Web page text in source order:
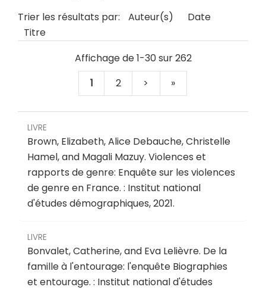
Trier les résultats par: Auteur(s)
Date
Titre
Affichage de 1-30 sur 262
1
2 > »
LIVRE
Brown, Elizabeth, Alice Debauche, Christelle
Hamel, and Magali Mazuy. Violences et
rapports de genre: Enquête sur les violences
de genre en France. : Institut national
d'études démographiques, 2021.
LIVRE
Bonvalet, Catherine, and Eva Lelièvre. De la
famille à l'entourage: l'enquête Biographies
et entourage. : Institut national d'études